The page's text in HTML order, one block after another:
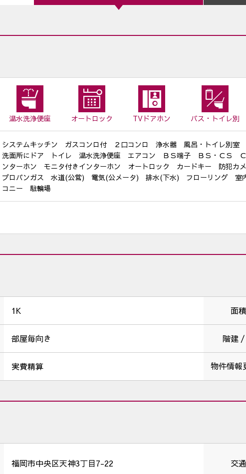
温水洗浄便座 オートロック TVドアホン バス・トイレ別
システムキッチン ガスコンロ付 ２口コンロ 浄水器 風呂・トイレ
洗面所にドア トイレ 温水洗浄便座 エアコン ＢＳ端子 ＢＳ・ＣＳ
ンターホン モニタ付きインターホン オートロック カードキー 防犯
プロパンガス 水道(公営) 電気(公メータ) 排水(下水) フローリング
コニー 駐輪場
1K 面積
部屋毎向き 階建
実費精算 物件情報
福岡市中央区天神3丁目7-22 交通